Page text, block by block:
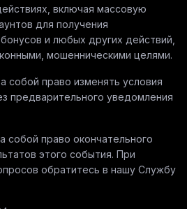
включая массовую
для получения
и любых других действий,
мошенническими целями.
собой право изменять условия
предварительного уведомления
собой право окончательного
этого события. При
обратитесь в нашу Службу